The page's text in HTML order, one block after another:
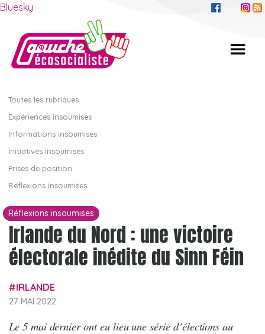
Bluesky
Toutes les rubriques
Expériences insoumises
Informations insoumises
Initiatives insoumises
Prises de position
Réflexions insoumises
Réflexions insoumises
Irlande du Nord : une victoire
électorale inédite du Sinn Féin
IRLANDE
27 MAI 2022
Le 5 mai dernier ont eu lieu une série d’élections au